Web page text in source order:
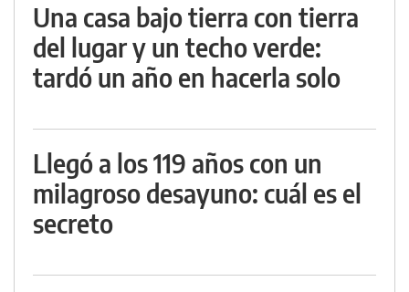
Una casa bajo tierra con tierra
del lugar y un techo verde:
tardó un año en hacerla solo
Llegó a los 119 años con un
milagroso desayuno: cuál es el
secreto